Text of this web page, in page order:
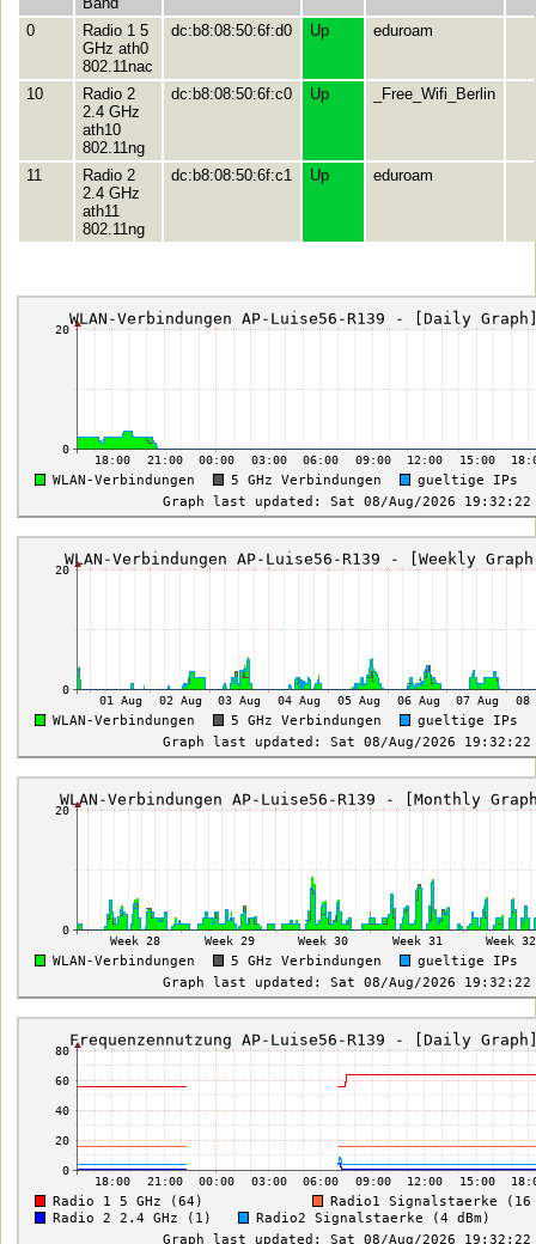
0
Radio 1 5
GHz ath0
802.11nac
dc:b8:08:50:6f:d0 Up eduroam
10
Radio 2
2.4 GHz
ath10
802.11ng
dc:b8:08:50:6f:c0 Up _Free_Wifi_Berlin
11
Radio 2
2.4 GHz
ath11
802.11ng
dc:b8:08:50:6f:c1 Up eduroam